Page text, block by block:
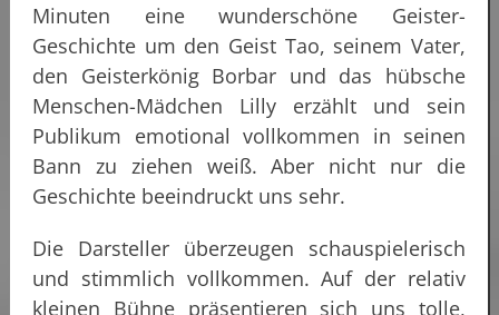
Minuten eine wunderschöne Geister-
Geschichte um den Geist Tao, seinem Vater,
den Geisterkönig Borbar und das hübsche
Menschen-Mädchen Lilly erzählt und sein
Publikum emotional vollkommen in seinen
Bann zu ziehen weiß. Aber nicht nur die
Geschichte beeindruckt uns sehr.
Die Darsteller überzeugen schauspielerisch
und stimmlich vollkommen. Auf der relativ
kleinen Bühne präsentieren sich uns tolle,